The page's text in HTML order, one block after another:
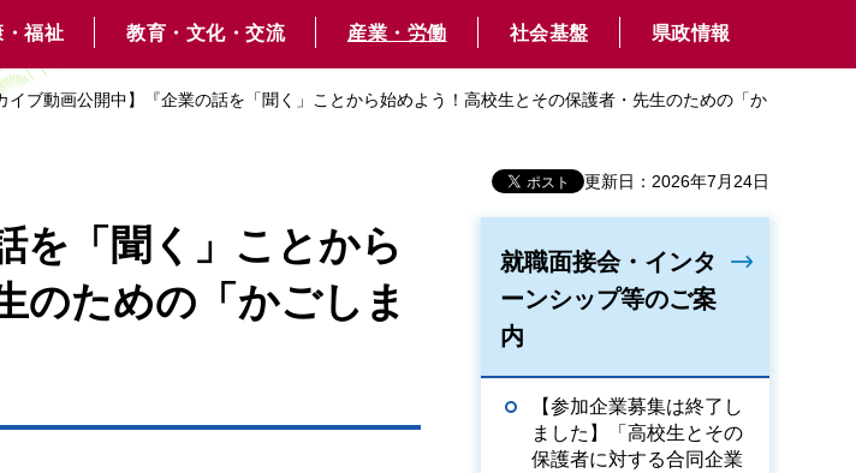
・福祉 教育・文化・交流 産業・労働 社会基盤 県政情報
イブ動画公開中】『企業の話を「聞く」ことから始めよう！高校生とその保護者・先生のための「か
更新日：2026年7月24日
を「聞く」ことから
のための「かごしま
就職面接会・インタ
ーンシップ等のご案
内
【参加企業募集は終了し
ました】「高校生とその
保護者に対する合同企業